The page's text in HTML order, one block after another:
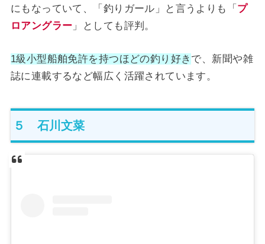
にもなっていて、「釣りガール」と言うよりも「 プ
ロアングラー 」としても評判。
1級小型船舶免許を持つほどの釣り好き で、新聞や雑
誌に連載するなど幅広く活躍されています。
５ 石川文菜